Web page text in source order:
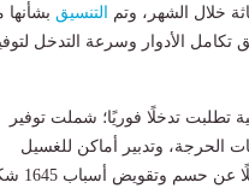
التنسيق بشأنها
تكامل الأدوار وسرعة التدخل
3364 شكوى واستغاثة طبية تطلبت تدخلًا فوريًا؛ شملت توفير
الحرجة، وتدبير أماكن للغسيل
الكلوي، وتوفير أكياس الدم